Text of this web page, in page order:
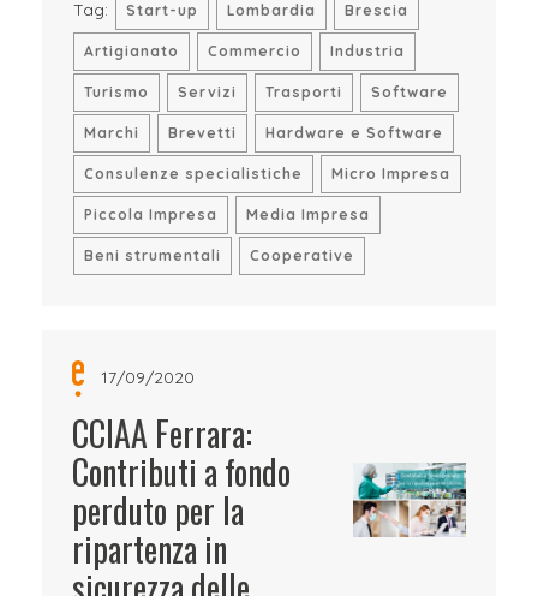
Tag: Start-up Lombardia Brescia
Artigianato Commercio Industria
Turismo Servizi Trasporti Software
Marchi Brevetti Hardware e Software
Consulenze specialistiche Micro Impresa
Piccola Impresa Media Impresa
Beni strumentali Cooperative
17/09/2020
CCIAA Ferrara:
Contributi a fondo
perduto per la
ripartenza in